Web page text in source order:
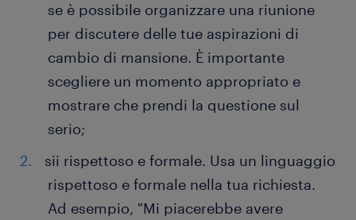
se è possibile organizzare una riunione
per discutere delle tue aspirazioni di
cambio di mansione. È importante
scegliere un momento appropriato e
mostrare che prendi la questione sul
serio;
sii rispettoso e formale. Usa un linguaggio
rispettoso e formale nella tua richiesta.
Ad esempio, "Mi piacerebbe avere